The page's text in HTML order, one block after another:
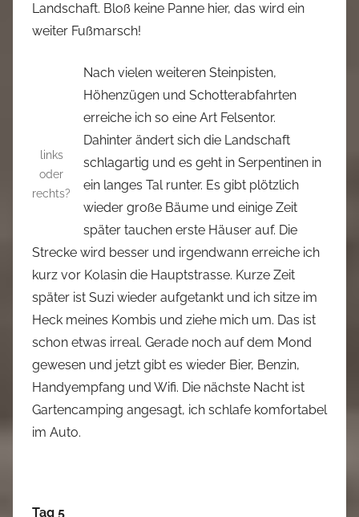
Landschaft. Bloß keine Panne hier, das wird ein
weiter Fußmarsch!
links
oder
rechts?
Nach vielen weiteren Steinpisten,
Höhenzügen und Schotterabfahrten
erreiche ich so eine Art Felsentor.
Dahinter ändert sich die Landschaft
schlagartig und es geht in Serpentinen in
ein langes Tal runter. Es gibt plötzlich
wieder große Bäume und einige Zeit
später tauchen erste Häuser auf. Die
Strecke wird besser und irgendwann erreiche ich
kurz vor Kolasin die Hauptstrasse. Kurze Zeit
später ist Suzi wieder aufgetankt und ich sitze im
Heck meines Kombis und ziehe mich um. Das ist
schon etwas irreal. Gerade noch auf dem Mond
gewesen und jetzt gibt es wieder Bier, Benzin,
Handyempfang und Wifi. Die nächste Nacht ist
Gartencamping angesagt, ich schlafe komfortabel
im Auto.
Tag 5